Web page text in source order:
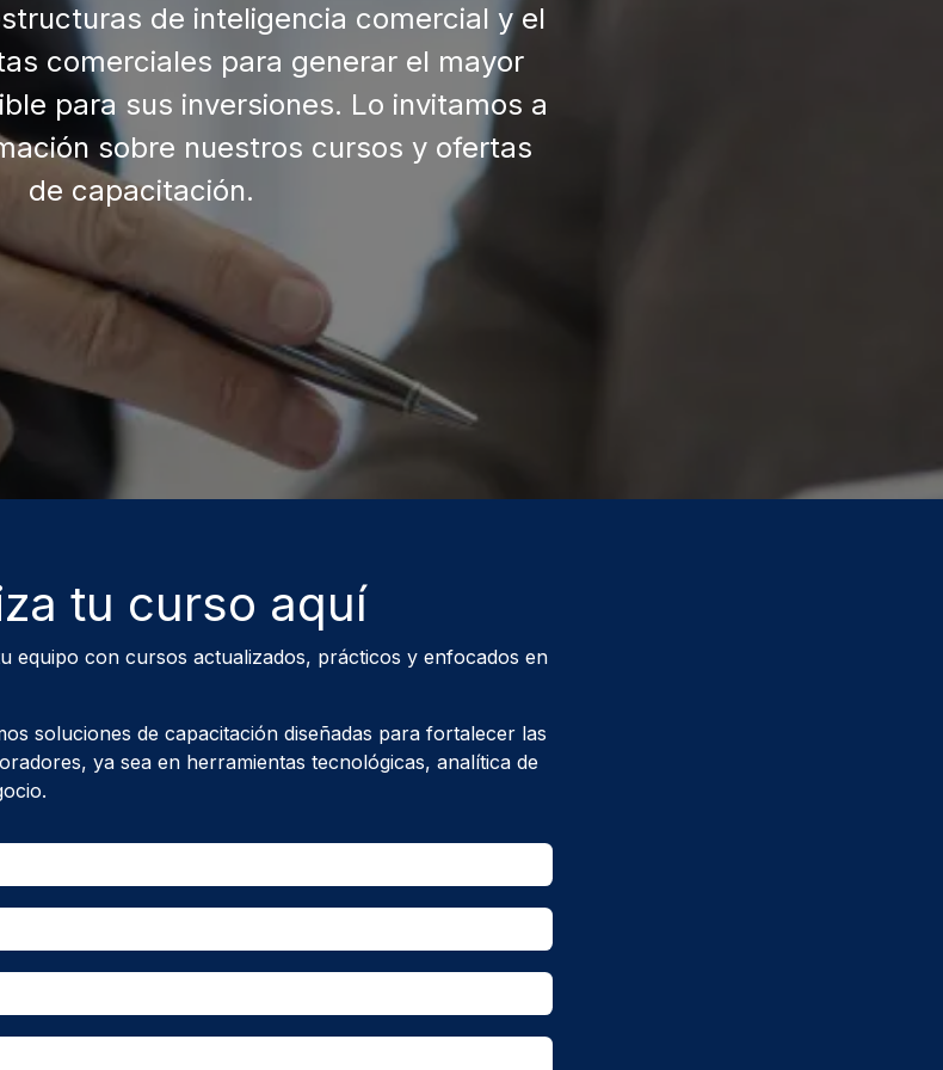
de inteligencia comercial y el
comerciales para generar el mayor
para sus inversiones. Lo invitamos a
sobre nuestros cursos y ofertas
de capacitación.
tu curso aquí
equipo con cursos actualizados, prácticos y enfocados en
soluciones de capacitación diseñadas para fortalecer las
ya sea en herramientas tecnológicas, analítica de